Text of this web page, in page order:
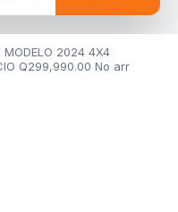
MODELO 2024 4X4
Q299,990.00 No arr